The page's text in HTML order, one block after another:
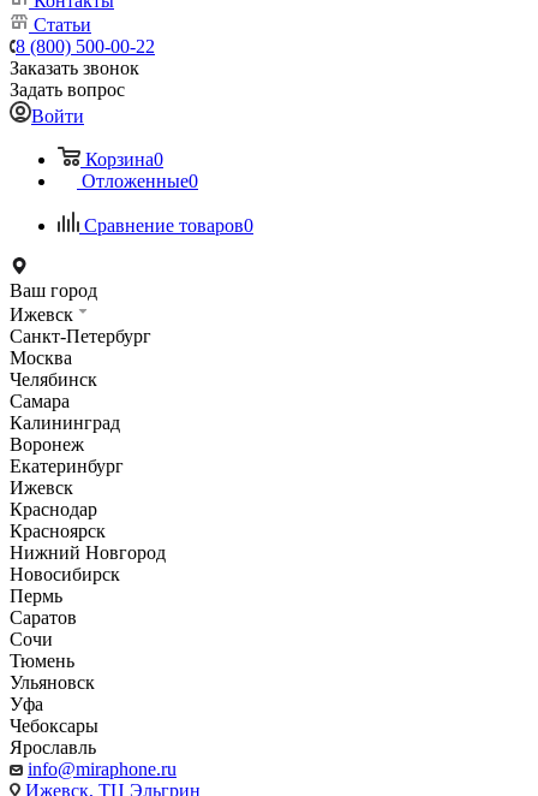
Статьи
8 (800) 500-00-22
Заказать звонок
Задать вопрос
Войти
Корзина0
Отложенные0
Сравнение товаров0
Ваш город
Ижевск
Санкт-Петербург
Москва
Челябинск
Самара
Калининград
Воронеж
Екатеринбург
Ижевск
Краснодар
Красноярск
Нижний Новгород
Новосибирск
Пермь
Саратов
Сочи
Тюмень
Ульяновск
Уфа
Чебоксары
Ярославль
info@miraphone.ru
Ижевск, ТЦ Эльгрин